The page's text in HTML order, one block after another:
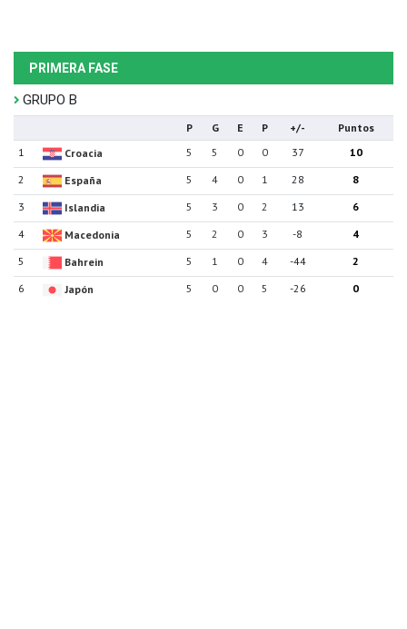
PRIMERA FASE
GRUPO B
P G E P +/-
Puntos
1
Croacia 5 5 0 0 37
10
2
España 5 4 0 1 28
8
3
Islandia 5 3 0 2 13
6
4
Macedonia 5 2 0 3 -8
4
5
Bahrein 5 1 0 4 -44
2
6
Japón 5 0 0 5 -26 0